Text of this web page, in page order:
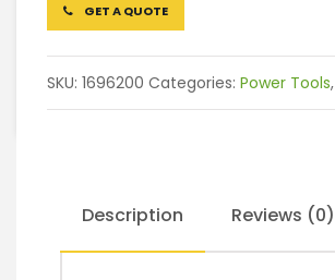
GET A QUOTE
SKU: 1696200 Categories: Power Tools,
Description Reviews (0)